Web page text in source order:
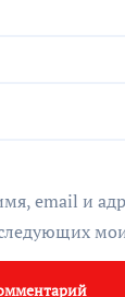
email и